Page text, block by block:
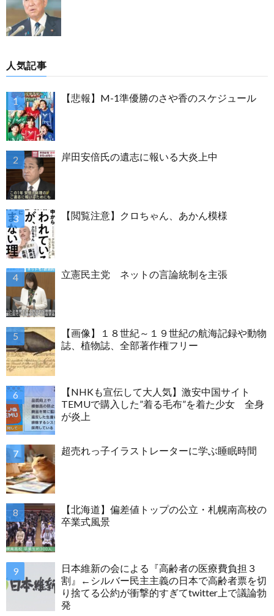
人気記事
【悲報】M-1準優勝のさや香のスケジュール
岸田安倍氏の遺志に報いる大炎上中
【閲覧注意】クロちゃん、あかん模様
立憲民主党 ネットの言論統制を主張
【画像】１８世紀～１９世紀の航海記録や動物
誌、植物誌、全部著作権フリー
【NHKも宣伝して大人気】激安中国サイト
TEMUで購入した”着る毛布”を着た少女 全身
が炎上
超売れっ子イラストレーターに学ぶ睡眠時間
【北海道】偏差値トップの公立・札幌南高校の
卒業式風景
日本維新の会による『高齢者の医療費負担３
割』←シルバー民主主義の日本で高齢者票を切
り捨てる公約が衝撃的すぎてtwitter上で議論勃
発